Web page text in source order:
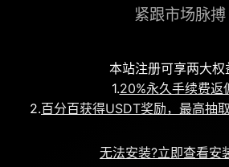
紧跟市场脉搏
本站注册可享两大权
1.20%永久手续费返
2.百分百获得USDT奖励，最高抽
无法安装?立即查看安